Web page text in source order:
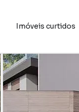
Imóveis curtidos